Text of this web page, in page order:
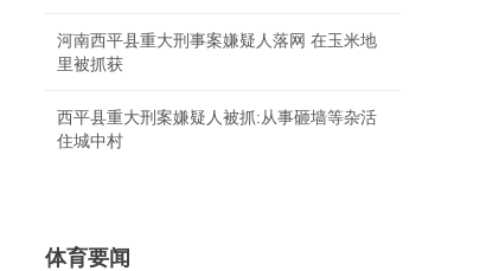
河南西平县重大刑事案嫌疑人落网 在玉米地
里被抓获
西平县重大刑案嫌疑人被抓:从事砸墙等杂活
住城中村
体育要闻